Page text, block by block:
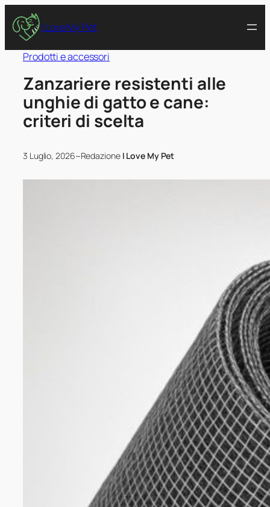
I Love My Pet
Prodotti e accessori
Zanzariere resistenti alle
unghie di gatto e cane:
criteri di scelta
3 Luglio, 2026–Redazione I Love My Pet